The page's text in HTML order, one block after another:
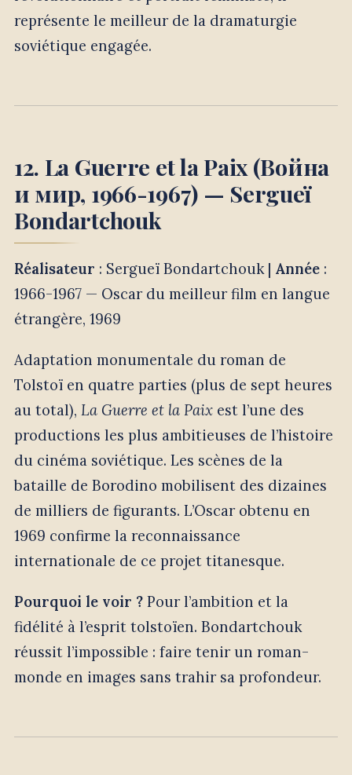
représente le meilleur de la dramaturgie
soviétique engagée.
12. La Guerre et la Paix (Война
и мир, 1966-1967) — Sergueï
Bondartchouk
Réalisateur : Sergueï Bondartchouk | Année:
1966-1967 — Oscar du meilleur film en langue
étrangère, 1969
Adaptation monumentale du roman de
Tolstoï en quatre parties (plus de sept heures
au total), La Guerre et la Paixest l’une des
productions les plus ambitieuses de l’histoire
du cinéma soviétique. Les scènes de la
bataille de Borodino mobilisent des dizaines
de milliers de figurants. L’Oscar obtenu en
1969 confirme la reconnaissance
internationale de ce projet titanesque.
Pourquoi le voir ?Pour l’ambition et la
fidélité à l’esprit tolstoïen. Bondartchouk
réussit l’impossible : faire tenir un roman-
monde en images sans trahir sa profondeur.